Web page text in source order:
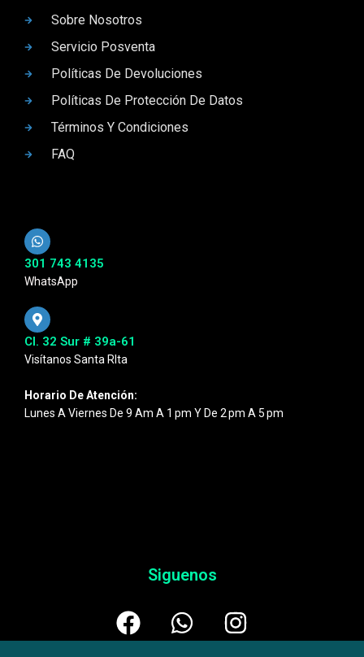
Sobre Nosotros
Servicio Posventa
Políticas De Devoluciones
Políticas De Protección De Datos
Términos Y Condiciones
FAQ
301 743 4135
WhatsApp
Cl. 32 Sur # 39a-61
Visítanos Santa RIta
Horario De Atención:
Lunes A Viernes De 9 Am A 1 Pm Y De 2 Pm A 5 Pm
Siguenos